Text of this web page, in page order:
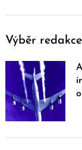
Výběr redakce